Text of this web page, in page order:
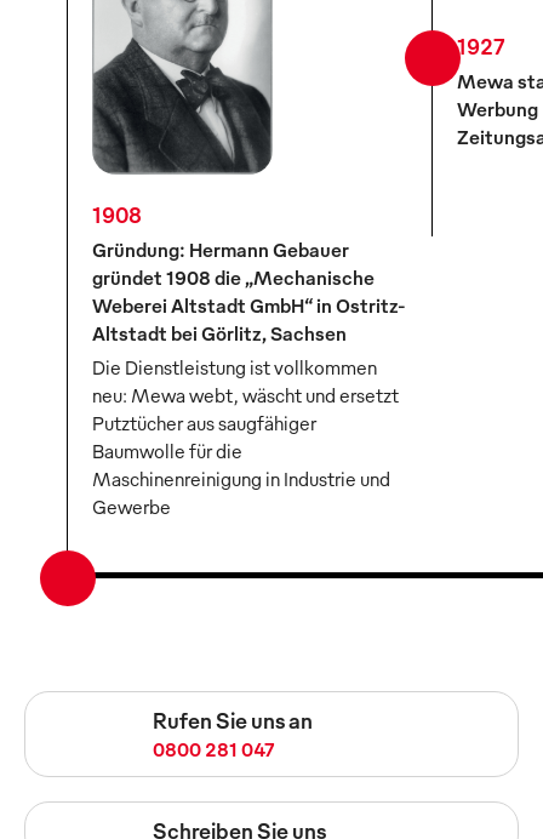
1908
Gründung: Hermann Gebauer
gründet 1908 die „Mechanische
Weberei Altstadt GmbH“ in Ostritz-
Altstadt bei Görlitz, Sachsen
Die Dienstleistung ist vollkommen
neu: Mewa webt, wäscht und ersetzt
Putztücher aus saugfähiger
Baumwolle für die
Maschinenreinigung in Industrie und
Gewerbe
1927
Mewa
Werbung
Rufen Sie uns an
0800 281 047
Schreiben Sie uns